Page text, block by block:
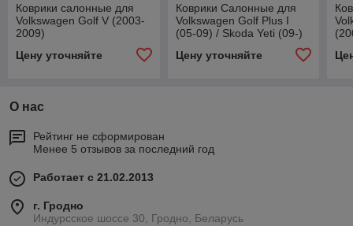
Коврики салонные для
Volkswagen Golf V (2003-
2009)
Цену уточняйте
Коврики Салонные для
Volkswagen Golf Plus I
(05-09) / Skoda Yeti (09-)
Цену уточняйте
О нас
Рейтинг не сформирован
Менее 5 отзывов за последний год
Работает с 21.02.2013
г. Гродно
Индурсское шоссе 30, Гродно, Беларусь